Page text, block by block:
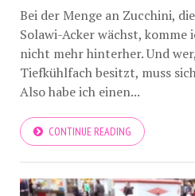
Bei der Menge an Zucchini,
Solawi-Acker wächst, komme
nicht mehr hinterher. Und
Tiefkühlfach besitzt, muss
Also habe ich einen...
CONTINUE READING